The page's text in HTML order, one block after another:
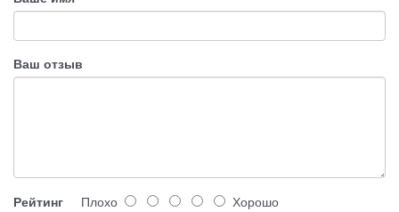
Ваш отзыв
Рейтинг Плохо Хорошо